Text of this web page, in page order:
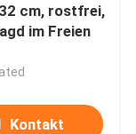
cm, rostfrei,
im Freien
Kontakt